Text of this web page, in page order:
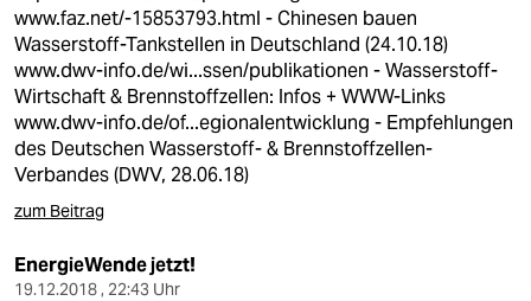
www.faz.net/-15853793.html - Chinesen bauen
Wasserstoff-Tankstellen in Deutschland (24.10.18)
www.dwv-info.de/wi...ssen/publikationen - Wasserstoff-
Wirtschaft & Brennstoffzellen: Infos + WWW-Links
www.dwv-info.de/of...egionalentwicklung - Empfehlungen
des Deutschen Wasserstoff- & Brennstoffzellen-
Verbandes (DWV, 28.06.18)
zum Beitrag
EnergieWende jetzt!
19.12.2018 , 22:43 Uhr